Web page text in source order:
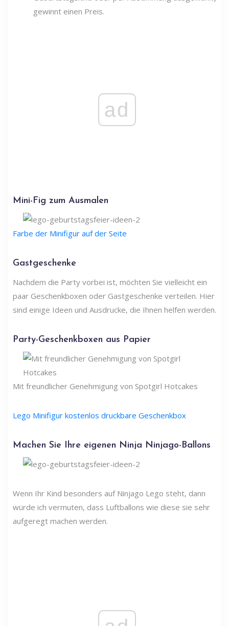
gewinnt einen Preis.
ad
Mini-Fig zum Ausmalen
Farbe der Minifigur auf der Seite
Gastgeschenke
Nachdem die Party vorbei ist, möchten Sie vielleicht ein
paar Geschenkboxen oder Gastgeschenke verteilen. Hier
sind einige Ideen und Ausdrucke, die Ihnen helfen werden.
Party-Geschenkboxen aus Papier
Mit freundlicher Genehmigung von Spotgirl Hotcakes
Lego Minifigur kostenlos druckbare Geschenkbox
Machen Sie Ihre eigenen Ninja Ninjago-Ballons
Wenn Ihr Kind besonders auf Ninjago Lego steht, dann
würde ich vermuten, dass Luftballons wie diese sie sehr
aufgeregt machen werden.